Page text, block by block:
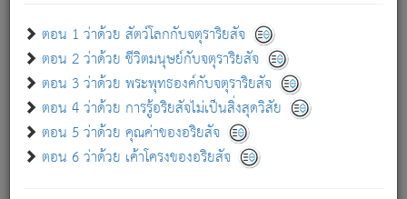
ตอน 1 ว่าด้วย สัตว์โลกกับจตุราริยสัจ
ตอน 2 ว่าด้วย ชีวิตมนุษย์กับจตุราริยสัจ
ตอน 3 ว่าด้วย พระพุทธองค์กับจตุราริยสัจ
ตอน 4 ว่าด้วย การรู้อริยสัจไม่เป็นสิ่งสุดวิสัย
ตอน 5 ว่าด้วย คุณค่าของอริยสัจ
ตอน 6 ว่าด้วย เค้าโครงของอริยสัจ
เขาเพลิดเพลินยิ่งนักในสิ่งใด สิ่งนั้นเป็นภัย (ที่เขาไม่รู้จัก)
เขากลัวต่อสิ่งใดสิ่งนั้นเป็นทุกข์
พรหมจรรย์นี้ อันบุคคลย่อมประพฤติ ก็เพื่อการละขาดซึ่ง
ภพ.
สมณะหรือพราหมณ์เหล่าใด กล่าวความหลุดพ้นจากภพว่า
มีได้เพราะภพ เรากล่าวว่า สมณะหรือพราหมณ์ทั้งปวงนั้น
มิใช่ผู้หลดพ้นจากภพ.